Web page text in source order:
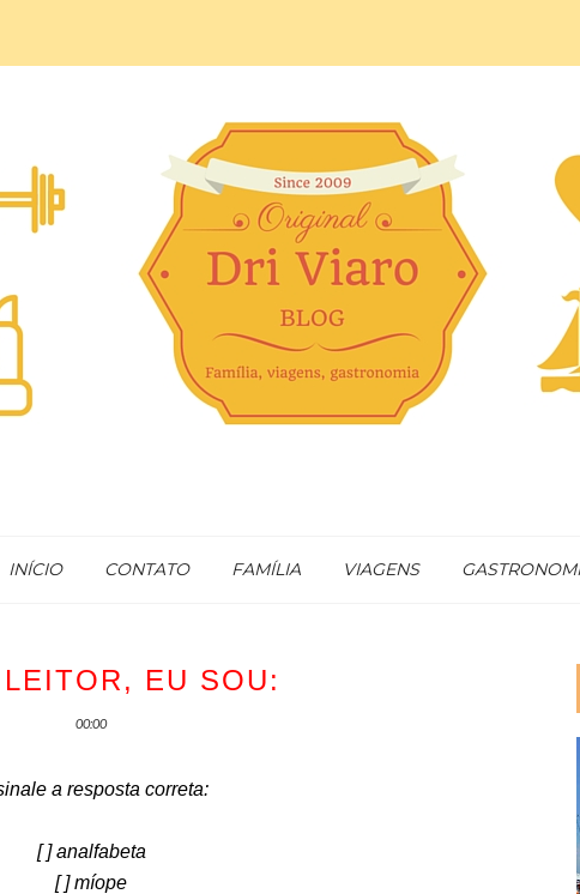
INÍCIO CONTATO FAMÍLIA VIAGENS
EU SOU:
00:00
a resposta correta:
[ ] analfabeta
[ ] míope